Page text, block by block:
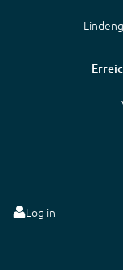
Log in